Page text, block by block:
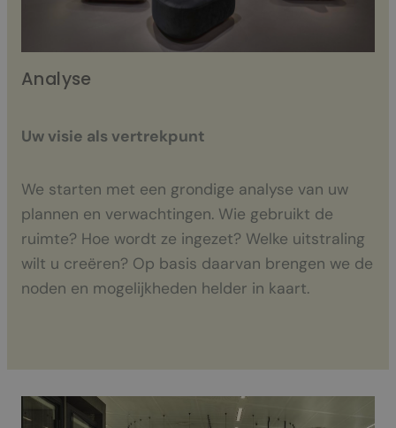
Analyse
Uw visie als vertrekpunt
We starten met een grondige analyse van uw
plannen en verwachtingen. Wie gebruikt de
ruimte? Hoe wordt ze ingezet? Welke uitstraling
wilt u creëren? Op basis daarvan brengen we de
noden en mogelijkheden helder in kaart.